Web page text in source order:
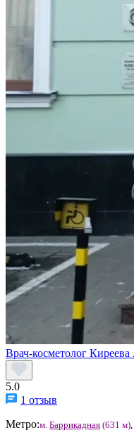
Врач-косметолог
5.0
1 отзыв
Метро:м. Баррикадная (631 м)